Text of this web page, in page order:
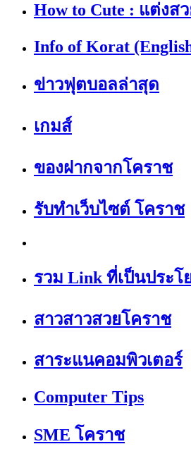
How to Cute : แต่งส
Info of Korat
ข่าวฟุตบอลล่าสุด
เกมส์
ของฝากจากโคราช
รับทำเว็บไซต์ โคราช
รวม Link ที่เป็นประโ
สาวสาวสวยโคราช
สาระแนคอมพิวเตอร์
Computer Tips
SME โคราช